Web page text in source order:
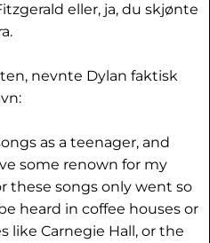
eller, ja, du skjønte
nevnte Dylan faktisk
as a teenager, and
some renown for my
these songs only went so
heard in coffee houses or
like Carnegie Hall, or the